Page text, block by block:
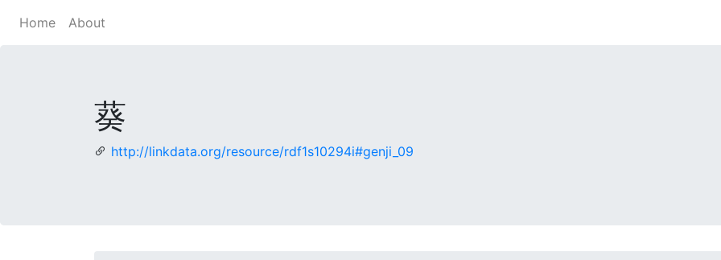
Home About
葵
http://linkdata.org/resource/rdf1s10294i#genji_09